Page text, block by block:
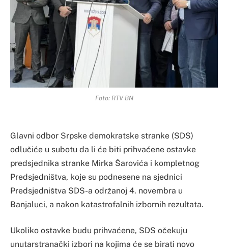
Foto: RTV BN
Glavni odbor Srpske demokratske stranke (SDS)
odlučiće u subotu da li će biti prihvaćene ostavke
predsjednika stranke Mirka Šarovića i kompletnog
Predsjedništva, koje su podnesene na sjednici
Predsjedništva SDS-a održanoj 4. novembra u
Banjaluci, a nakon katastrofalnih izbornih rezultata.
Ukoliko ostavke budu prihvaćene, SDS očekuju
unutarstranački izbori na kojima će se birati novo